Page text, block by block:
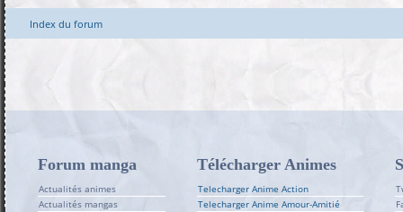
Index du forum
Forum manga
Actualités animes
Actualités mangas
Télécharger Animes
Telecharger Anime Action
Telecharger Anime Amour-Amitié